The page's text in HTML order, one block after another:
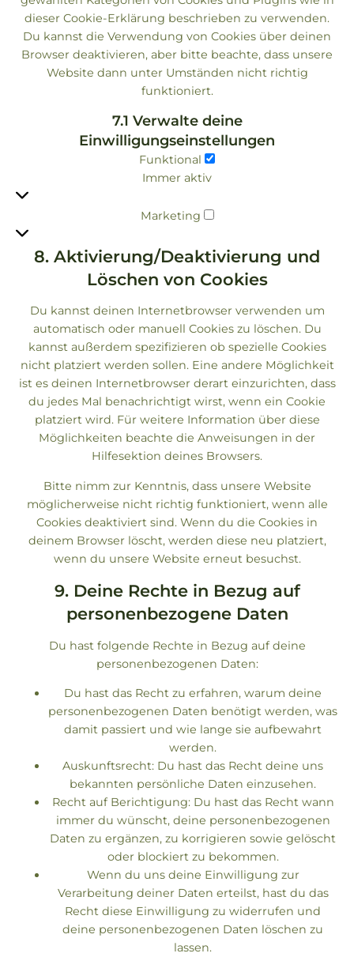
dieser Cookie-Erklärung beschrieben zu verwenden.
Du kannst die Verwendung von Cookies über deinen
Browser deaktivieren, aber bitte beachte, dass unsere
Website dann unter Umständen nicht richtig
funktioniert.
7.1 Verwalte deine
Einwilligungseinstellungen
Funktional
Funktional
Immer aktiv
Marketing
8. Aktivierung/Deaktivierung und
Löschen von Cookies
Du kannst deinen Internetbrowser verwenden um
automatisch oder manuell Cookies zu löschen. Du
kannst außerdem spezifizieren ob spezielle Cookies
nicht platziert werden sollen. Eine andere Möglichkeit
ist es deinen Internetbrowser derart einzurichten, dass
du jedes Mal benachrichtigt wirst, wenn ein Cookie
platziert wird. Für weitere Information über diese
Möglichkeiten beachte die Anweisungen in der
Hilfesektion deines Browsers.
Bitte nimm zur Kenntnis, dass unsere Website
möglicherweise nicht richtig funktioniert, wenn alle
Cookies deaktiviert sind. Wenn du die Cookies in
deinem Browser löscht, werden diese neu platziert,
wenn du unsere Website erneut besuchst.
9. Deine Rechte in Bezug auf
personenbezogene Daten
Du hast folgende Rechte in Bezug auf deine
personenbezogenen Daten:
Du hast das Recht zu erfahren, warum deine
personenbezogenen Daten benötigt werden, was
damit passiert und wie lange sie aufbewahrt
werden.
Auskunftsrecht: Du hast das Recht deine uns
bekannten persönliche Daten einzusehen.
Recht auf Berichtigung: Du hast das Recht wann
immer du wünscht, deine personenbezogenen
Daten zu ergänzen, zu korrigieren sowie gelöscht
oder blockiert zu bekommen.
Wenn du uns deine Einwilligung zur
Verarbeitung deiner Daten erteilst, hast du das
Recht diese Einwilligung zu widerrufen und
deine personenbezogenen Daten löschen zu
lassen.